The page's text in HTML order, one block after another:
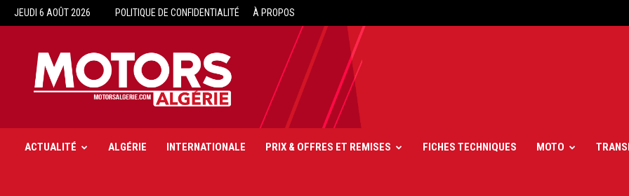
JEUDI 6 AOÛT 2026 POLITIQUE DE CONFIDENTIALITÉ À PROPOS
Motors
Algérie
ACTUALITÉ ALGÉRIE INTERNATIONALE PRIX & OFFRES ET REMISES FICHES TECHNIQUES MOTO